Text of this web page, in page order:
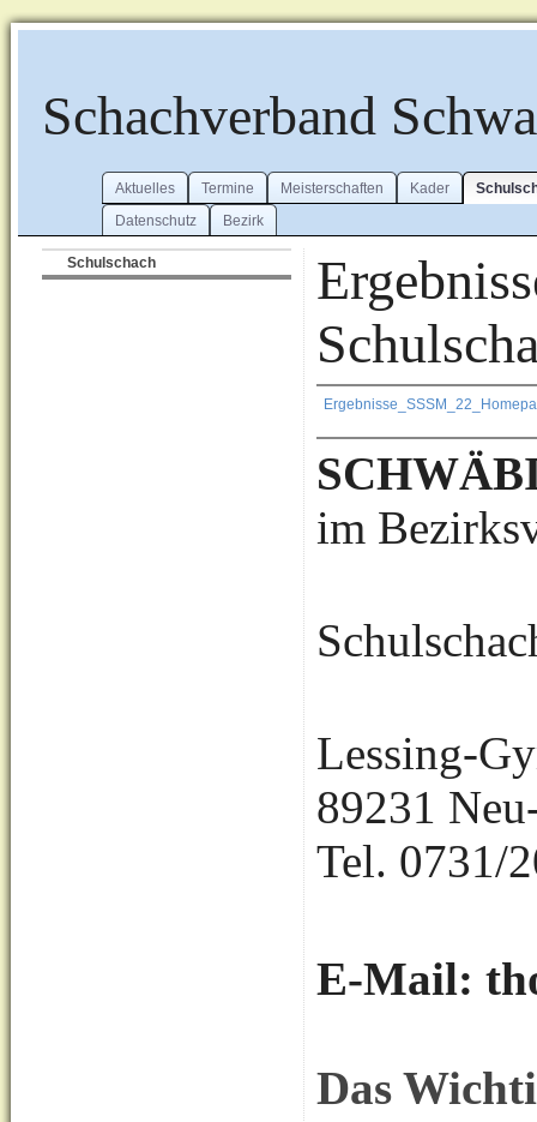
Schachverband
Aktuelles Termine Meisterschaften Kader
Datenschutz
Bezirk
Schulschach
im
Lessing-
89231
Tel. 0731/
E-Mail:
Das